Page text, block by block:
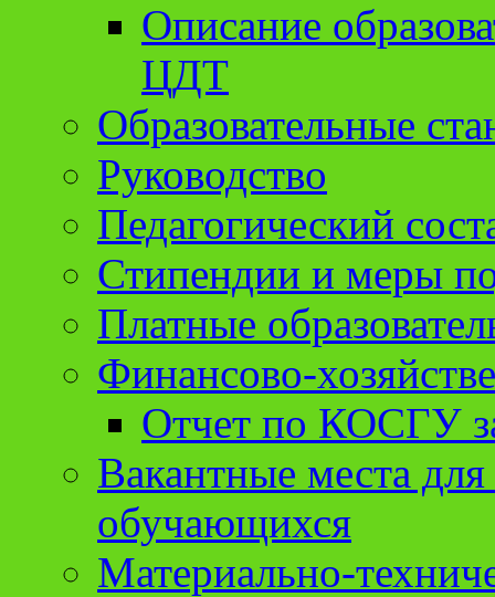
Описание
ЦДТ
Образовательные
Руководство
Педагогический
Стипендии и меры
Платные
Финансово-
Отчет по КОСГУ
Вакантные места
обучающихся
Материально-